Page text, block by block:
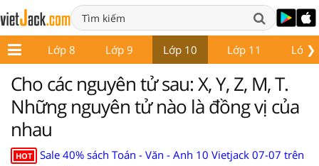
❯
7 Lớp 8 Lớp 9 Lớp 10 Lớp 11 Lớp
Cho các nguyên tử sau: X, Y, Z, M, T.
Những nguyên tử nào là đồng vị của
nhau
HOT
Sale 40% sách Toán - Văn - Anh 10 Vietjack 07-07 trên